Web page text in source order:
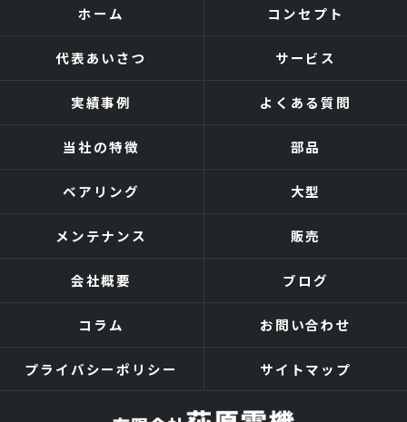
ホーム コンセプト
代表あいさつ サービス
実績事例 よくある質問
当社の特徴 部品
ベアリング 大型
メンテナンス 販売
会社概要 ブログ
コラム お問い合わせ
プライバシーポリシー サイトマップ